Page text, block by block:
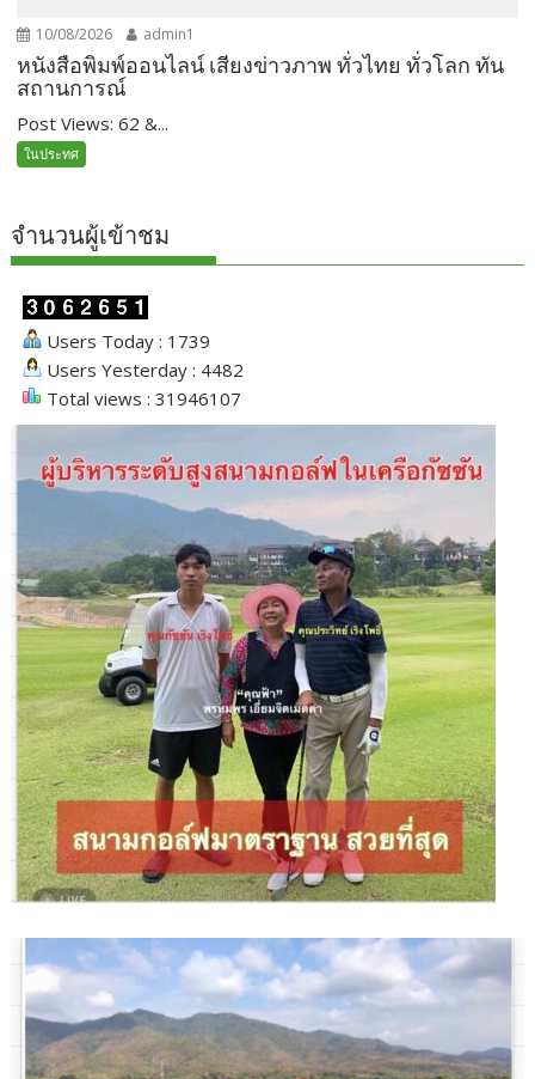
10/08/2026 admin1
หนังสือพิมพ์ออนไลน์ เสียงข่าวภาพ ทั่วไทย ทั่วโลก ทัน
สถานการณ์
Post Views: 62 &...
ในประทศ
จำนวนผู้เข้าชม
Users Today : 1739
Users Yesterday : 4482
Total views : 31946107